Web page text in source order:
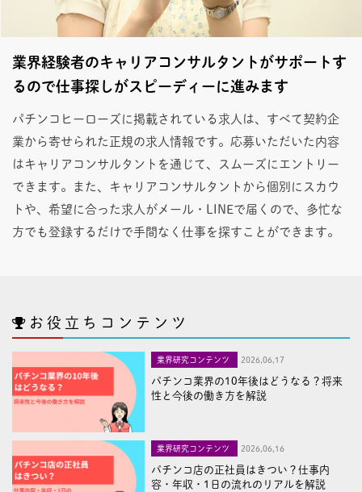
業界経験者のキャリアコンサルタントがサポートす
るので仕事探しがスピーディーに進みます
パチンコヒーローズに掲載されている求人は、すべて契約企
業から寄せられた正規の求人情報です。応募いただいた内容
はキャリアコンサルタントを通じて、スムーズにエントリー
できます。また、キャリアコンサルタントから個別にスカウ
トや、希望に合った求人がメール・LINEで届くので、多忙な
方でも登録するだけで手間なく仕事を探すことができます。
お役立ちコンテンツ
業界研究コンテンツ 2026,06,17
パチンコ業界の10年後はどうなる？将来
性と今後の働き方を解説
業界研究コンテンツ 2026,06,16
パチンコ店の正社員はきつい？仕事内
容・年収・1日の流れのリアルを解説